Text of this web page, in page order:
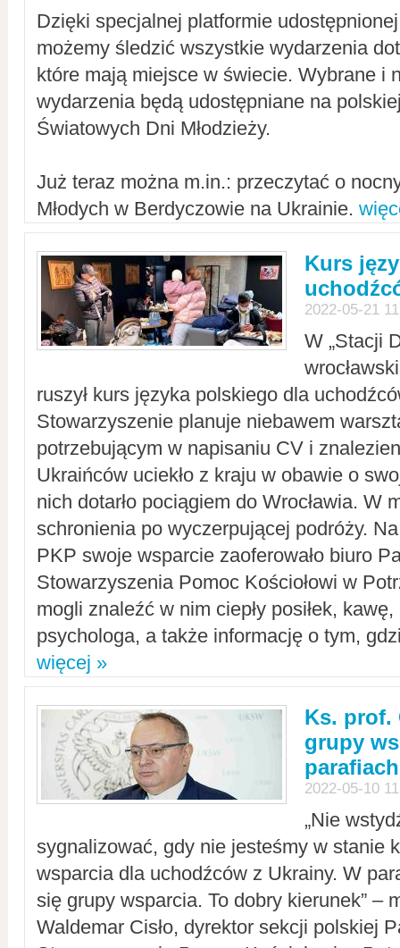
Dzięki specjalnej platformie
możemy śledzić wszystkie wydarzenia
które mają miejsce w świecie. Wybrane i
wydarzenia będą udostępniane na
Światowych Dni Młodzieży.
Już teraz można m.in.: przeczytać o
Młodych w Berdyczowie na Ukrainie.
Kurs
2022-05-21
W „Stacji
ruszył kurs języka polskiego dla
Stowarzyszenie planuje niebawem
potrzebującym w napisaniu CV i
Ukraińców uciekło z kraju w obawie o
nich dotarło pociągiem do Wrocławia. W
schronienia po wyczerpującej podróży.
PKP swoje wsparcie zaoferowało biuro
Stowarzyszenia Pomoc Kościołowi w
mogli znaleźć w nim ciepły posiłek,
psychologa, a także informację o tym,
więcej »
Ks. prof.
grupy
parafiach
2022-05-10
„Nie
sygnalizować, gdy nie jesteśmy w stanie
wsparcia dla uchodźców z Ukrainy. W
się grupy wsparcia. To dobry kierunek” –
Waldemar Cisło, dyrektor sekcji polskiej